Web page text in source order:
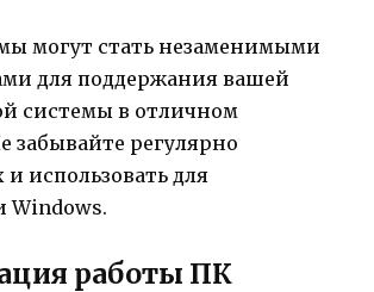
могут стать незаменимыми
для поддержания вашей
системы в отличном
забывайте регулярно
и использовать для
Windows.
работы ПК